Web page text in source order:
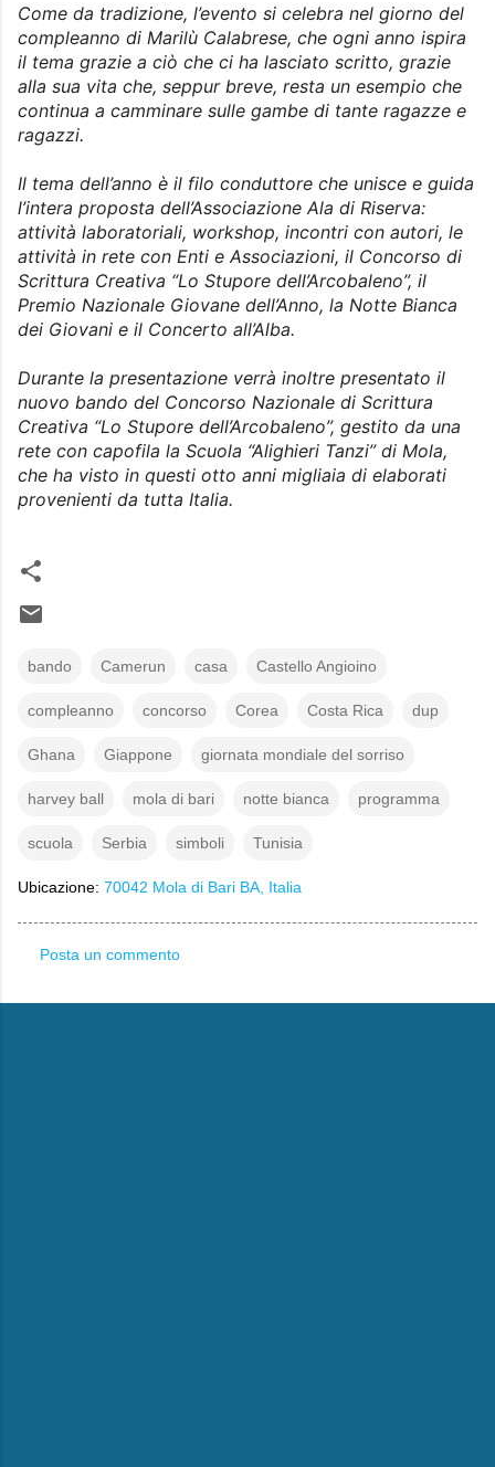
Come da tradizione, l’evento si celebra nel giorno del
compleanno di Marilù Calabrese, che ogni anno ispira
il tema grazie a ciò che ci ha lasciato scritto, grazie
alla sua vita che, seppur breve, resta un esempio che
continua a camminare sulle gambe di tante ragazze e
ragazzi.
Il tema dell’anno è il filo conduttore che unisce e guida
l’intera proposta dell’Associazione Ala di Riserva:
attività laboratoriali, workshop, incontri con autori, le
attività in rete con Enti e Associazioni, il Concorso di
Scrittura Creativa “Lo Stupore dell’Arcobaleno”, il
Premio Nazionale Giovane dell’Anno, la Notte Bianca
dei Giovani e il Concerto all’Alba.
Durante la presentazione verrà inoltre presentato il
nuovo bando del Concorso Nazionale di Scrittura
Creativa “Lo Stupore dell’Arcobaleno”, gestito da una
rete con capofila la Scuola “Alighieri Tanzi” di Mola,
che ha visto in questi otto anni migliaia di elaborati
provenienti da tutta Italia.
bando Camerun casa Castello Angioino
compleanno concorso Corea Costa Rica dup
Ghana Giappone giornata mondiale del sorriso
harvey ball mola di bari notte bianca programma
scuola Serbia simboli Tunisia
Ubicazione: 70042 Mola di Bari BA, Italia
o
Posta un commento